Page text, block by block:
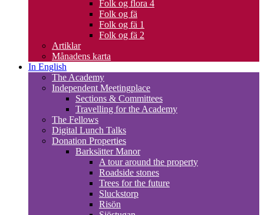
Folk og flora 4
Folk og fä
Folk og fä 1
Folk og fä 2
Artiklar
Månadens karta
In English
The Academy
Independent Meetingplace
Sections & Committees
Travelling for the Academy
The Fellows
Digital Lunch Talks
Donation Properties
Barksätter Manor
A tour around the property
Roadside stones
Trees for the future
Sluckstorp
Risön